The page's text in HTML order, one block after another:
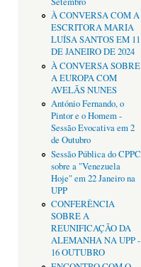
À CONVERSA COM A
ESCRITORA MARIA
LUÍSA SANTOS EM 11
DE JANEIRO DE 2024
À CONVERSA SOBRE
A EUROPA COM
AVELÃS NUNES
António Fernando, o
Pintor e o Homem -
Sessão Evocativa em 2
de Outubro
Sessão Pública do CPPC
sobre a "Venezuela
Hoje" em 22 Janeiro na
UPP
CONFERÊNCIA
SOBRE A
REUNIFICAÇÃO DA
ALEMANHA NA UPP -
16 OUTUBRO